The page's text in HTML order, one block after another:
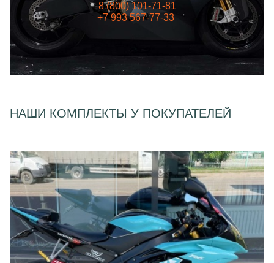
8 (800) 101-71-81
+7 993 567-77-33
НАШИ КОМПЛЕКТЫ У ПОКУПАТЕЛЕЙ